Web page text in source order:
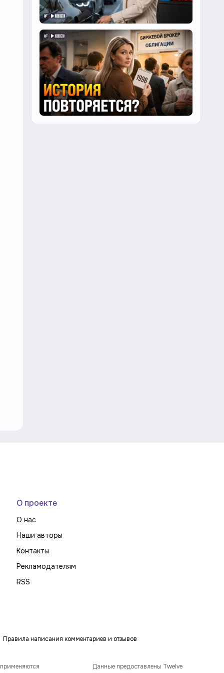
О проекте
О нас
Наши авторы
Контакты
Рекламодателям
RSS
Правила написания комментариев и отзывов
Данные предоставлены Twelve